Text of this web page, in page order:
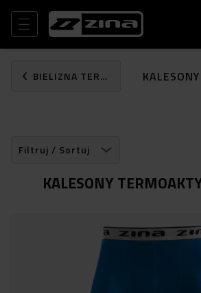
BIELIZNA TERMOAKTYWNA
Filtruj / Sortuj
KALESONY